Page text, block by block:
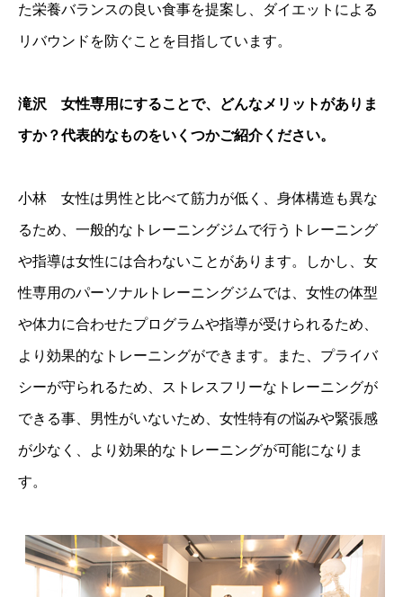
た栄養バランスの良い食事を提案し、ダイエットによる
リバウンドを防ぐことを目指しています。
滝沢 女性専用にすることで、どんなメリットがありま
すか？代表的なものをいくつかご紹介ください。
小林 女性は男性と比べて筋力が低く、身体構造も異な
るため、一般的なトレーニングジムで行うトレーニング
や指導は女性には合わないことがあります。しかし、女
性専用のパーソナルトレーニングジムでは、女性の体型
や体力に合わせたプログラムや指導が受けられるため、
より効果的なトレーニングができます。また、プライバ
シーが守られるため、ストレスフリーなトレーニングが
できる事、男性がいないため、女性特有の悩みや緊張感
が少なく、より効果的なトレーニングが可能になりま
す。